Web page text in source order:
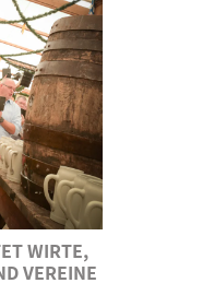
WIRTE,
VEREINE